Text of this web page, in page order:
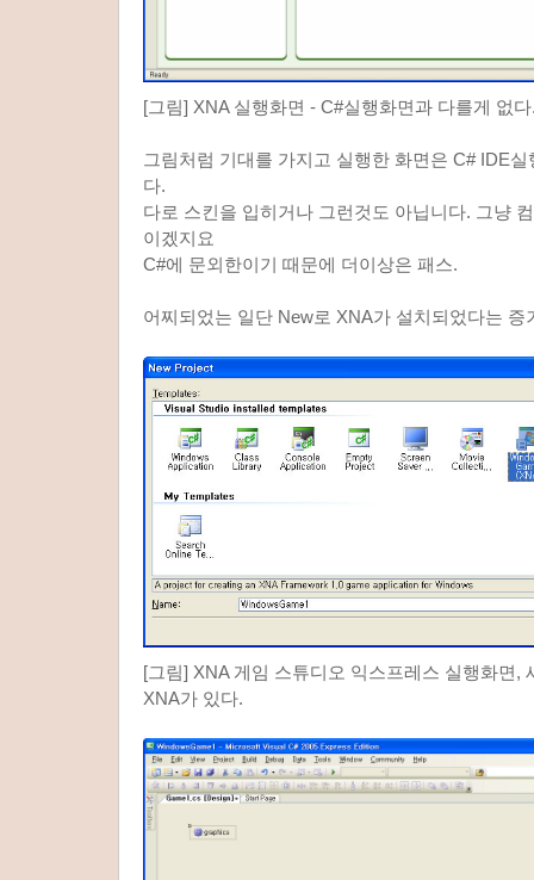
[그림] XNA 실행화면 - C#실행화면과 다를게 없
그림처럼 기대를 가지고 실행한 화면은 C# IDE
다.
다로 스킨을 입히거나 그런것도 아닙니다. 그냥
이겠지요
C#에 문외한이기 때문에 더이상은 패스.
어찌되었는 일단 New로 XNA가 설치되었다는 증
[그림] XNA 게임 스튜디오 익스프레스 실행화면,
XNA가 있다.